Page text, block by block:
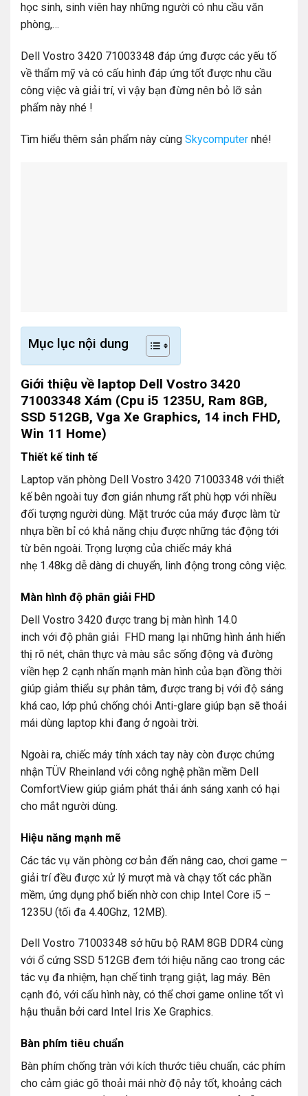
học sinh, sinh viên hay những người có nhu cầu văn
phòng,…
Dell Vostro 3420 71003348 đáp ứng được các yếu tố
về thẩm mỹ và có cấu hình đáp ứng tốt được nhu cầu
công việc và giải trí, vì vậy bạn đừng nên bỏ lỡ sản
phẩm này nhé !
Tìm hiểu thêm sản phẩm này cùng Skycomputer nhé!
Mục lục nội dung
Giới thiệu về laptop Dell Vostro 3420
71003348 Xám (Cpu i5 1235U, Ram 8GB,
SSD 512GB, Vga Xe Graphics, 14 inch FHD,
Win 11 Home)
Thiết kế tinh tế
Laptop văn phòng Dell Vostro 3420 71003348 với thiết
kế bên ngoài tuy đơn giản nhưng rất phù hợp với nhiều
đối tượng người dùng. Mặt trước của máy được làm từ
nhựa bền bỉ có khả năng chịu được những tác động tới
từ bên ngoài. Trọng lượng của chiếc máy khá
nhẹ 1.48kg dễ dàng di chuyển, linh động trong công việc.
Màn hình độ phân giải FHD
Dell Vostro 3420 được trang bị màn hình 14.0
inch với độ phân giải FHD mang lại những hình ảnh hiển
thị rõ nét, chân thực và màu sắc sống động và đường
viền hẹp 2 cạnh nhấn mạnh màn hình của bạn đồng thời
giúp giảm thiểu sự phân tâm, được trang bị với độ sáng
khá cao, lớp phủ chống chói Anti-glare giúp bạn sẽ thoải
mái dùng laptop khi đang ở ngoài trời.
Ngoài ra, chiếc máy tính xách tay này còn được chứng
nhận TÜV Rheinland với công nghệ phần mềm Dell
ComfortView giúp giảm phát thải ánh sáng xanh có hại
cho mắt người dùng.
Hiệu năng mạnh mẽ
Các tác vụ văn phòng cơ bản đến nâng cao, chơi game –
giải trí đều được xử lý mượt mà và chạy tốt các phần
mềm, ứng dụng phổ biến nhờ con chip Intel Core i5 –
1235U (tối đa 4.40Ghz, 12MB).
Dell Vostro 71003348 sở hữu bộ RAM 8GB DDR4 cùng
với ổ cứng SSD 512GB đem tới hiệu năng cao trong các
tác vụ đa nhiệm, hạn chế tình trạng giật, lag máy. Bên
cạnh đó, với cấu hình này, có thể chơi game online tốt vì
hậu thuẫn bởi card Intel Iris Xe Graphics.
Bàn phím tiêu chuẩn
Bàn phím chống tràn với kích thước tiêu chuẩn, các phím
cho cảm giác gõ thoải mái nhờ độ nảy tốt, khoảng cách